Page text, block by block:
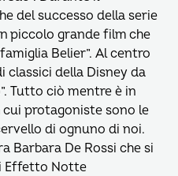
del successo della serie
piccolo grande film che
Belier”. Al centro
classici della Disney da
Tutto ciò mentre è in
cui protagoniste sono le
di ognuno di noi.
Barbara De Rossi che si
Effetto Notte